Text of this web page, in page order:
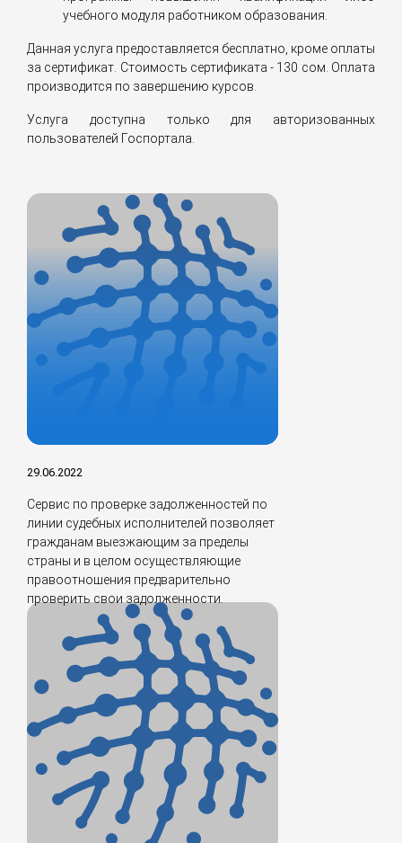
учебного модуля работником образования.
Данная услуга предоставляется бесплатно, кроме оплаты
за сертификат. Стоимость сертификата - 130 сом. Оплата
производится по завершению курсов.
Услуга доступна только для авторизованных
пользователей Госпортала.
29.06.2022
Сервис по проверке задолженностей по
линии судебных исполнителей позволяет
гражданам выезжающим за пределы
страны и в целом осуществляющие
правоотношения предварительно
проверить свои задолженности.